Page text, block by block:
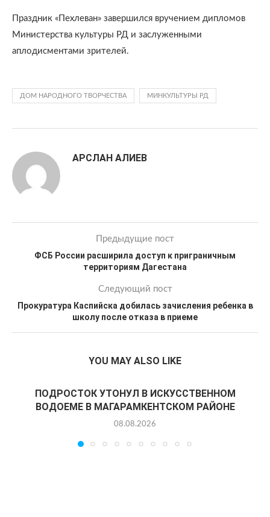
Праздник «Пехлеван» завершился вручением дипломов
Министерства культуры РД и заслуженными
аплодисментами зрителей.
ДОМ НАРОДНОГО ТВОРЧЕСТВА МИНКУЛЬТУРЫ РД
АРСЛАН АЛИЕВ
Предыдущие пост
ФСБ России расширила доступ к приграничным
территориям Дагестана
Следующий пост
Прокуратура Каспийска добилась зачисления ребенка в
школу после отказа в приеме
YOU MAY ALSO LIKE
ПОДРОСТОК УТОНУЛ В ИСКУССТВЕННОМ
ВОДОЕМЕ В МАГАРАМКЕНТСКОМ РАЙОНЕ
08.08.2026